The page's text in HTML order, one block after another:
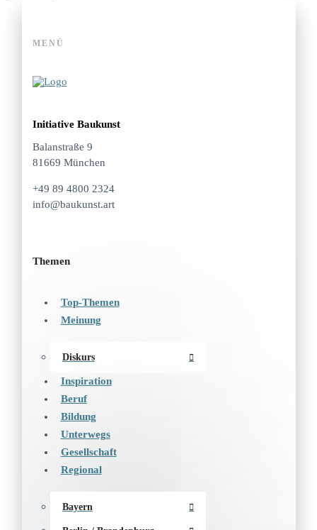
MENÜ
Initiative Baukunst
Balanstraße 9
81669 München
+49 89 4800 2324
info@baukunst.art
Themen
Top-Themen
Meinung
Diskurs
Inspiration
Beruf
Bildung
Unterwegs
Gesellschaft
Regional
Bayern